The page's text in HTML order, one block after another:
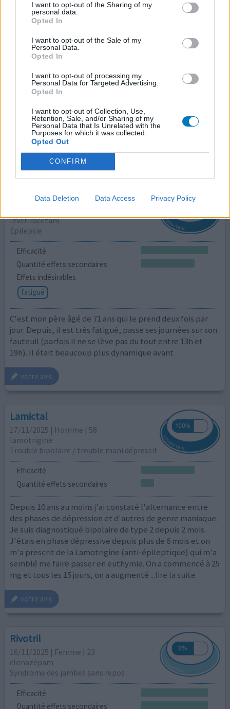
I want to opt-out of the Sharing of my
personal data.
Opted In
I want to opt-out of the Sale of my
Personal Data.
Opted In
I want to opt-out of processing my
Personal Data for Targeted Advertising.
Opted In
I want to opt-out of Collection, Use,
Retention, Sale, and/or Sharing of my
Personal Data that Is Unrelated with the
Purposes for which it was collected.
Opted Out
CONFIRM
Data Deletion Data Access Privacy Policy
Effets indésirables
insomnie
symptômes pseudo-grippaux
taches sur le visage
au sommeil car j’ai été dans la même situation avec un
sevrage de la quétiapine et l’introduction du lamictal qui
n’est clairement pas aidant sur ce point. Le sommeil est
indispensable. Si vous dormez 5 h par nuit cela ne tiendra
pas sur la durée, il y a des sérieux risques de
décompensation après avec le systeme
votre avis
Keppra
lévétiracetam
Épilepsie
Efficacité
Quantité effets secondaires
Effets indésirables
fatigué
C'est mon père âgé de 71 ans qui le prend deux fois par
jour. Depuis, il est très fatigué, passe ses journées sur son
fauteuil (parfois il ne se lève pas du tout entre 13h et
19h). Il était beaucoup plus dynamique avant
votre avis
Lamictal
17/11/2025 | Homme | 58
lamotrigine
Trouble bipolaire / trouble mani dépressif
Efficacité
Quantité effets secondaires
Depuis 10 ans au moins j'ai constaté l'alternance entre
des phases de dépression et d'autres de genre maniaque.
Je suis diagnostiqué bipolaire de type 2 depuis 2 mois.
J'étais en phase dépressive depuis plus de 6 mois et on
m'a prescrit de la Lamotrigine (anti-épileptique) qui m'a
semblé me faire passer en euthymie. On a commencé à 25
mg et tous les 15 jours, on a augmenté ...lire la suite
votre avis
Rivotril
16/11/2025 | Femme | 23
clonazépam
Syndrome des jambes sans repos
Efficacité
Quantité effets secondaires